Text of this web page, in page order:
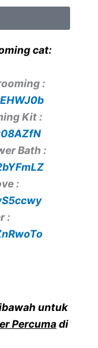
cat:
:
Kit :
Bath :
:
:
untuk
Percumadi